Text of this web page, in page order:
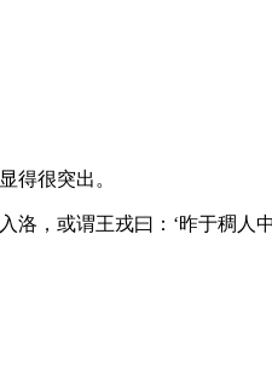
得很突出。
洛，或谓王戎曰：‘昨于稠